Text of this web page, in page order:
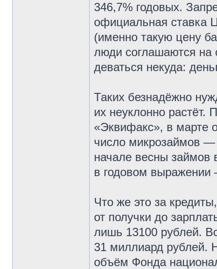
346,7% годовых.
официальная ставка
(именно такую цену
люди соглашаются на
деваться некуда:
Таких безнадёжно
их неуклонно
«Эквифакс», в марте
число микрозаймов
начале весны
в годовом
Что же это за
от получки до
лишь 13100 рублей.
31 миллиард рублей.
объём Фонда